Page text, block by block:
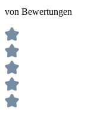
von Bewertungen